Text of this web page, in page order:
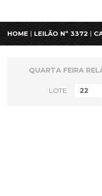
HOME | LEILÃO Nº 3372 |
QUARTA FEIRA
LOTE